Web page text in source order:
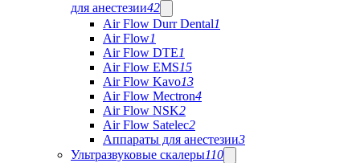
для анестезии42
Air Flow Durr Dental1
Air Flow1
Air Flow DTE1
Air Flow EMS15
Air Flow Kavo13
Air Flow Mectron4
Air Flow NSK2
Air Flow Satelec2
Аппараты для анестезии3
Ультразвуковые скалеры110